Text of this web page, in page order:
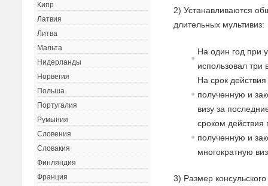
2) Устанавливаются
длительных мультивиз:
На один год при
использовал три
На срок
полученную и
визу за
сроком действия
полученную и
многократную
3) Размер
Кипр
Латвия
Литва
Мальта
Нидерланды
Норвегия
Польша
Португалия
Румыния
Словения
Словакия
Финляндия
Франция